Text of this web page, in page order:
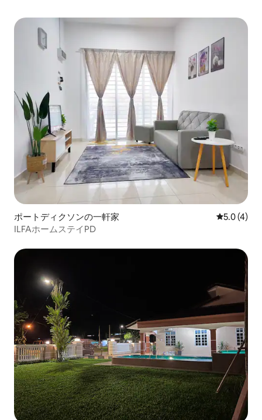
ピングモールなど に近い
ポートディクソンの一軒家 レビュー4
5.0 (4)
ILFAホームステイPD